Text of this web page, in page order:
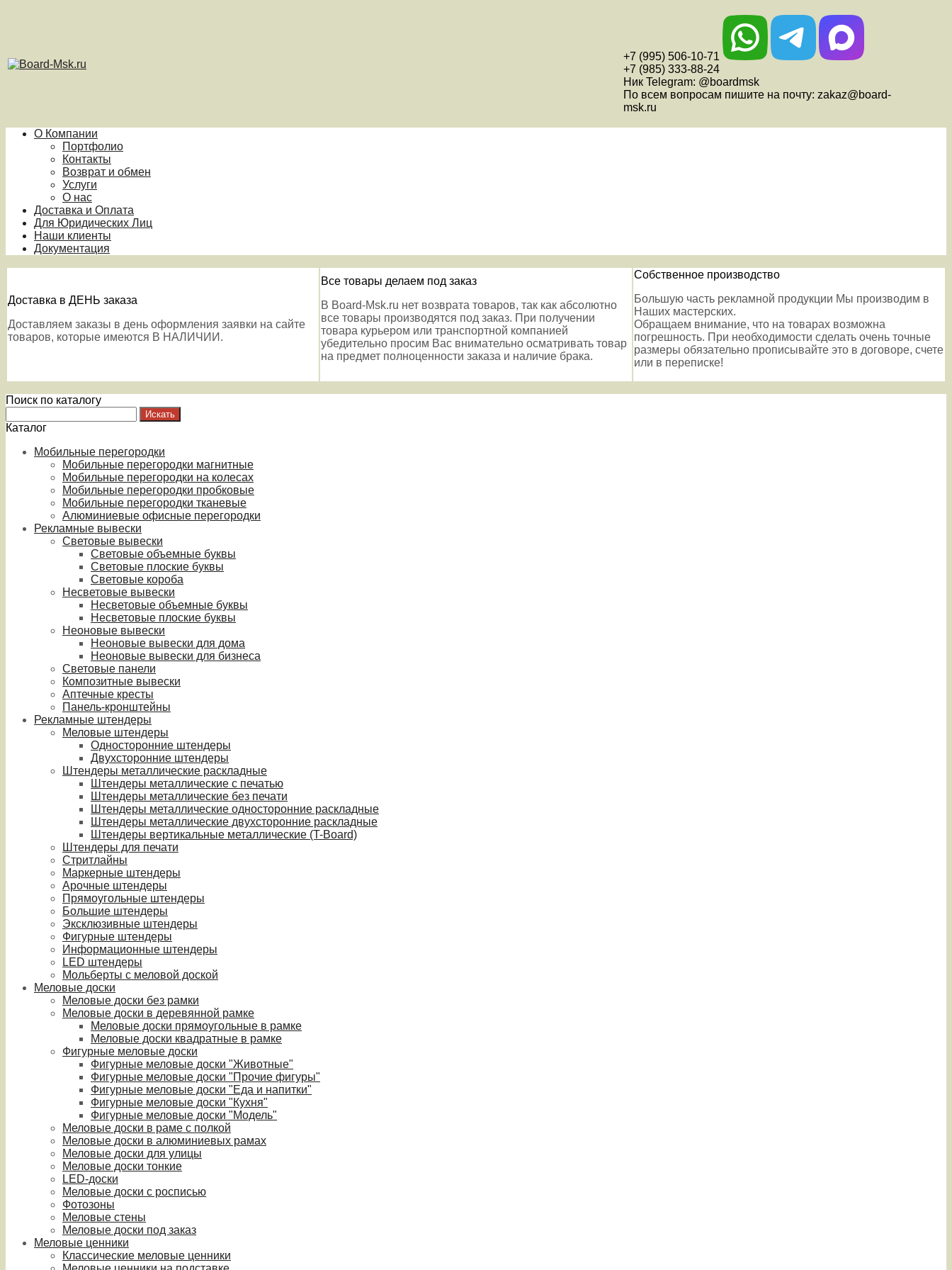
+7 (995) 506-10-71
+7 (985) 333-88-24
Ник Telegram: @boardmsk
По всем вопросам пишите на почту: zakaz@board-
msk.ru
О Компании
Портфолио
Контакты
Возврат и обмен
Услуги
О нас
Доставка и Оплата
Для Юридических Лиц
Наши клиенты
Документация
Доставка в ДЕНЬ заказа
Доставляем заказы в день оформления заявки на сайте
товаров, которые имеются В НАЛИЧИИ.
Все товары делаем под заказ
В Board-Msk.ru нет возврата товаров, так как абсолютно
все товары производятся под заказ. При получении
товара курьером или транспортной компанией
убедительно просим Вас внимательно осматривать товар
на предмет полноценности заказа и наличие брака.
Собственное производство
Большую часть рекламной продукции Мы производим в
Наших мастерских.
Обращаем внимание, что на товарах возможна
погрешность. При необходимости сделать очень точные
размеры обязательно прописывайте это в договоре, счете
или в переписке!
Поиск по каталогу
Каталог
Мобильные перегородки
Мобильные перегородки магнитные
Мобильные перегородки на колесах
Мобильные перегородки пробковые
Мобильные перегородки тканевые
Алюминиевые офисные перегородки
Рекламные вывески
Световые вывески
Световые объемные буквы
Световые плоские буквы
Световые короба
Несветовые вывески
Несветовые объемные буквы
Несветовые плоские буквы
Неоновые вывески
Неоновые вывески для дома
Неоновые вывески для бизнеса
Световые панели
Композитные вывески
Аптечные кресты
Панель-кронштейны
Рекламные штендеры
Меловые штендеры
Односторонние штендеры
Двухсторонние штендеры
Штендеры металлические раскладные
Штендеры металлические с печатью
Штендеры металлические без печати
Штендеры металлические односторонние раскладные
Штендеры металлические двухсторонние раскладные
Штендеры вертикальные металлические (T-Board)
Штендеры для печати
Стритлайны
Маркерные штендеры
Арочные штендеры
Прямоугольные штендеры
Большие штендеры
Эксклюзивные штендеры
Фигурные штендеры
Информационные штендеры
LED штендеры
Мольберты с меловой доской
Меловые доски
Меловые доски без рамки
Меловые доски в деревянной рамке
Меловые доски прямоугольные в рамке
Меловые доски квадратные в рамке
Фигурные меловые доски
Фигурные меловые доски "Животные"
Фигурные меловые доски "Прочие фигуры"
Фигурные меловые доски "Еда и напитки"
Фигурные меловые доски "Кухня"
Фигурные меловые доски "Модель"
Меловые доски в раме с полкой
Меловые доски в алюминиевых рамах
Меловые доски для улицы
Меловые доски тонкие
LED-доски
Меловые доски с росписью
Фотозоны
Меловые стены
Меловые доски под заказ
Меловые ценники
Классические меловые ценники